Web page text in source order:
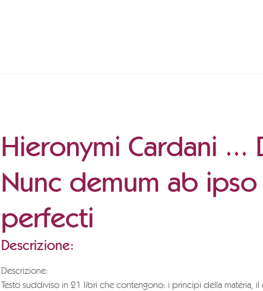
Hieronymi Cardani
Nunc demum ab
perfecti
Descrizione:
Descrizione:
Testo suddiviso in 21 libri che contengono: i principi della materia, il